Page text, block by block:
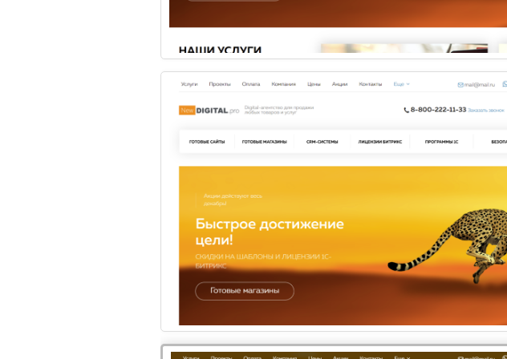
Вам нужна
консультация?
Если у вас остались
специалисты в
Все права защищены
Цены Оплата Каталог